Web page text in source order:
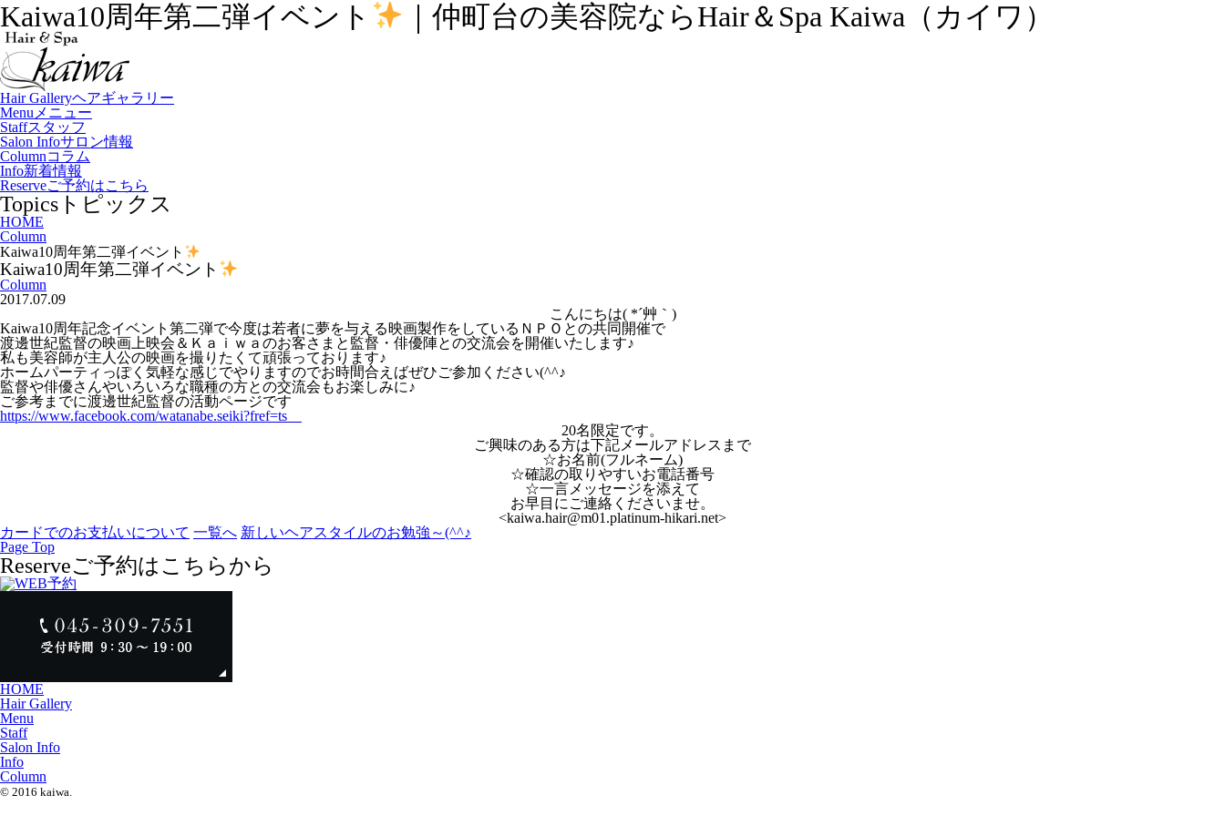
Kaiwa10周年第二弾イベント ｜仲町台の美容院ならHair＆Spa Kaiwa（カイワ）
Hair Galleryヘアギャラリー
Menu メニュー
Staffスタッフ
Salon Infoサロン情報
Columnコラム
Info新着情報
Reserveご予約はこちら
Topics トピックス
HOME
Column
Kaiwa10周年第二弾イベント
Kaiwa10周年第二弾イベント
Column
2017.07.09
こんにちは( *´艸｀)
Kaiwa10周年記念イベント第二弾で今度は若者に夢を与える映画製作をしているＮＰＯとの共同開催で
渡邊世紀監督の映画上映会＆Ｋａｉｗａのお客さまと監督・俳優陣との交流会を開催いたします♪
私も美容師が主人公の映画を撮りたくて頑張っております♪
ホームパーティっぽく気軽な感じでやりますのでお時間合えばぜひご参加ください(^^♪
監督や俳優さんやいろいろな職種の方との交流会もお楽しみに♪
ご参考までに渡邊世紀監督の活動ページです
https://www.facebook.com/watanabe.seiki?fref=ts
20名限定です。
ご興味のある方は下記メールアドレスまで
☆お名前(フルネーム)
☆確認の取りやすいお電話番号
☆一言メッセージを添えて
お早目にご連絡くださいませ。
<kaiwa.hair@m01.platinum-hikari.net>
カードでのお支払いについて 一覧へ 新しいヘアスタイルのお勉強～(^^♪
Page Top
Reserveご予約はこちらから
HOME
Hair Gallery
Menu
Staff
Salon Info
Info
Column
© 2016 kaiwa.